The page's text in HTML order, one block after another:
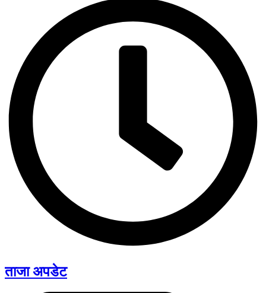
ताजा अपडेट